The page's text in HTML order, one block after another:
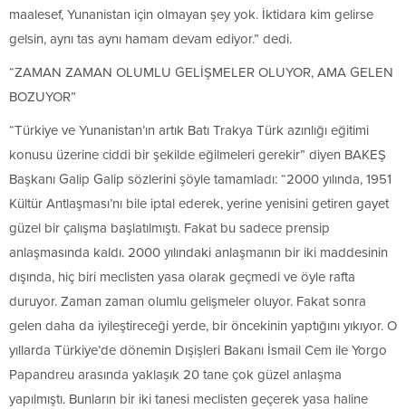
maalesef, Yunanistan için olmayan şey yok. İktidara kim gelirse
gelsin, aynı tas aynı hamam devam ediyor.” dedi.
“ZAMAN ZAMAN OLUMLU GELİŞMELER OLUYOR, AMA GELEN
BOZUYOR”
“Türkiye ve Yunanistan’ın artık Batı Trakya Türk azınlığı eğitimi
konusu üzerine ciddi bir şekilde eğilmeleri gerekir” diyen BAKEŞ
Başkanı Galip Galip sözlerini şöyle tamamladı: “2000 yılında, 1951
Kültür Antlaşması’nı bile iptal ederek, yerine yenisini getiren gayet
güzel bir çalışma başlatılmıştı. Fakat bu sadece prensip
anlaşmasında kaldı. 2000 yılındaki anlaşmanın bir iki maddesinin
dışında, hiç biri meclisten yasa olarak geçmedi ve öyle rafta
duruyor. Zaman zaman olumlu gelişmeler oluyor. Fakat sonra
gelen daha da iyileştireceği yerde, bir öncekinin yaptığını yıkıyor. O
yıllarda Türkiye’de dönemin Dışişleri Bakanı İsmail Cem ile Yorgo
Papandreu arasında yaklaşık 20 tane çok güzel anlaşma
yapılmıştı. Bunların bir iki tanesi meclisten geçerek yasa haline